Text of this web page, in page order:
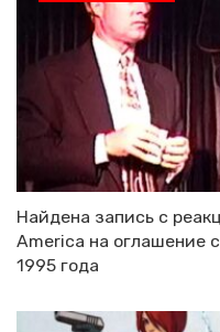
Найдена запись с
America на оглашение
1995 года